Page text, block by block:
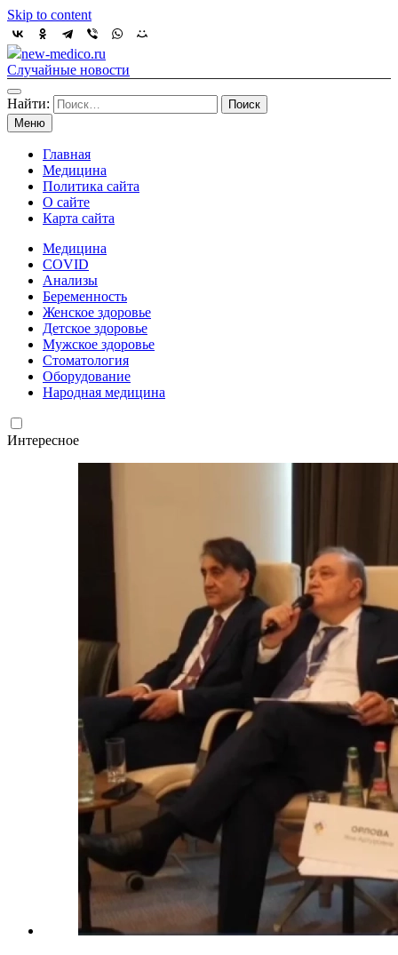
Skip to content
new-medico.ru
Случайные новости
Найти:
Меню
Главная
Медицина
Политика сайта
О сайте
Карта сайта
Медицина
COVID
Анализы
Беременность
Женское здоровье
Детское здоровье
Мужское здоровье
Стоматология
Оборудование
Народная медицина
Интересное